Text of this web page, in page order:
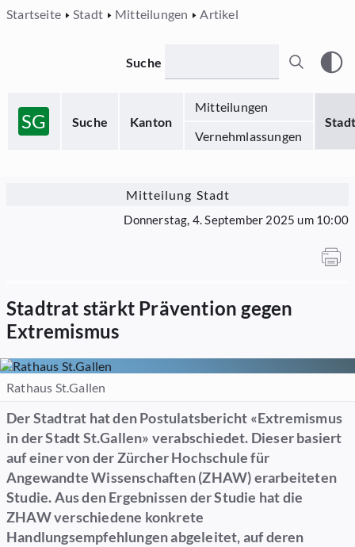
Startseite Stadt Mitteilungen Artikel
SG Suche Kanton
Mitteilungen
Stadt
Vernehmlassungen
Suche
Mitteilung Stadt
Donnerstag, 4. September 2025 um 10:00
Stadtrat stärkt Prävention gegen
Extremismus
Rathaus St.Gallen
Der Stadtrat hat den Postulatsbericht «Extremismus
in der Stadt St.Gallen» verabschiedet. Dieser basiert
auf einer von der Zürcher Hochschule für
Angewandte Wissenschaften (ZHAW) erarbeiteten
Studie. Aus den Ergebnissen der Studie hat die
ZHAW verschiedene konkrete
Handlungsempfehlungen abgeleitet, auf deren